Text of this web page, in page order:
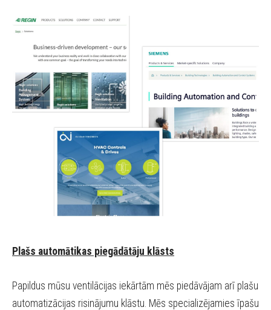
Plašs automātikas piegādātāju klāsts
Papildus mūsu ventilācijas iekārtām mēs piedāvājam arī plašu
automatizācijas risinājumu klāstu. Mēs specializējamies īpašu